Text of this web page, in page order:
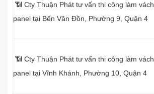
📶 Cty Thuận Phát tư vấn thi công làm vách
panel tại Bến Vân Đồn, Phường 9, Quận 4
📶 Cty Thuận Phát tư vấn thi công làm vách
panel tại Vĩnh Khánh, Phường 10, Quận 4